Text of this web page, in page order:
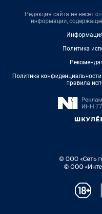
Редакция сайта не несет
информации,
Политика
Политика
правила
© ООО «Сеть
© ООО